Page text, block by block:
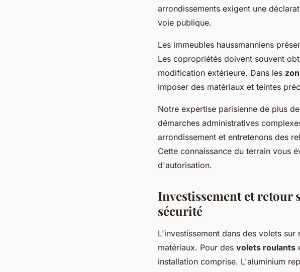
arrondissements exigent une
voie publique.
Les immeubles haussmanniens
Les copropriétés doivent souvent
modification extérieure. Dans les
imposer des matériaux et teintes
Notre expertise parisienne de plus
démarches administratives
arrondissement et entretenons des
Cette connaissance du terrain vous
d'autorisation.
Investissement et retour
sécurité
L'investissement dans des volets
matériaux. Pour des volets roulants
installation comprise. L'aluminium